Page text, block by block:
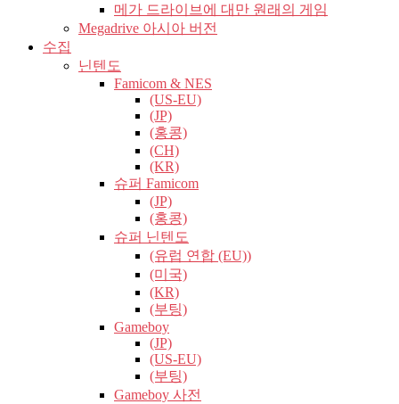
메가 드라이브에 대만 원래의 게임
Megadrive 아시아 버전
수집
닌텐도
Famicom & NES
(US-EU)
(JP)
(홍콩)
(CH)
(KR)
슈퍼 Famicom
(JP)
(홍콩)
슈퍼 닌텐도
(유럽​​ 연합 (EU))
(미국)
(KR)
(부팅)
Gameboy
(JP)
(US-EU)
(부팅)
Gameboy 사전